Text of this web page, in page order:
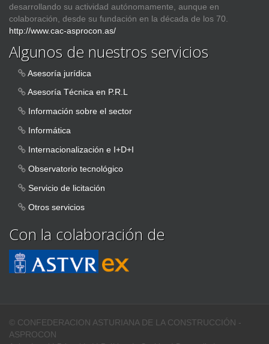
desarrollando su actividad autónomamente, aunque en
colaboración, desde su fundación en la década de los 70.
http://www.cac-asprocon.as/
Algunos de nuestros servicios
Asesoría jurídica
Asesoría Técnica en P.R.L
Información sobre el sector
Informática
Internacionalización e I+D+I
Observatorio tecnológico
Servicio de licitación
Otros servicios
Con la colaboración de
© CONFEDERACION ASTURIANA DE LA CONSTRUCCIÓN -
ASPROCON